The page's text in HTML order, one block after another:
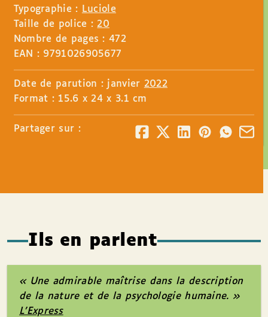
Typographie : Luciole
Taille de police : 20
Nombre de pages : 472
EAN : 9791026905677
Date de parution : janvier 2022
Format : 15.6 x 24 x 3.1 cm
Partager sur :
Ils en parlent
« Une admirable maîtrise dans la description
de la nature et de la psychologie humaine. »
L’Express